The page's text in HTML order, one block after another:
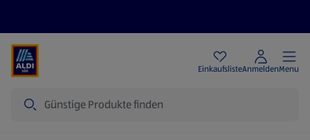
EinkaufslisteAnmeldenMenu